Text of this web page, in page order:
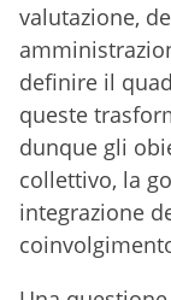
valutazione,
definire il
queste
dunque gli
collettivo, la
integrazione